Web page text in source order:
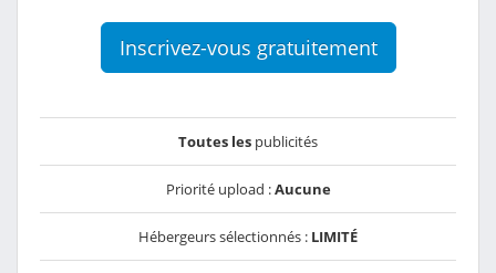
Inscrivez-vous gratuitement
Toutes les publicités
Priorité upload :Aucune
Hébergeurs sélectionnés : LIMITÉ